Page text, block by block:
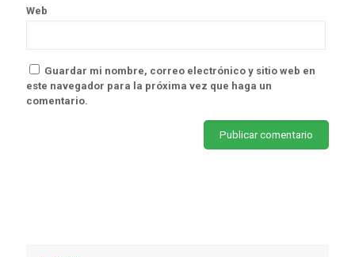
Web
Guardar mi nombre, correo electrónico y sitio web en
este navegador para la próxima vez que haga un
comentario.